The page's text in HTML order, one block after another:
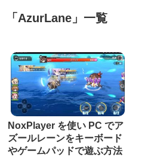
「 AzurLane 」 一覧
NoxPlayer を使い PC でア
ズールレーンをキーボード
やゲームパッドで遊ぶ方法